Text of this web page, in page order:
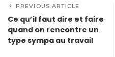
PREVIOUS ARTICLE
Ce qu’il faut dire et faire
quand on rencontre un
type sympa au travail